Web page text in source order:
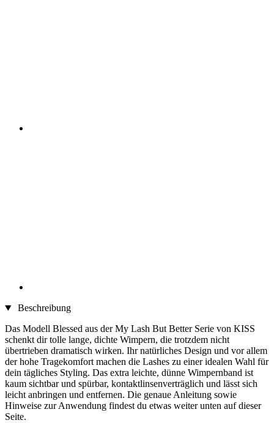
Beschreibung
Das Modell Blessed aus der My Lash But Better Serie von KISS
schenkt dir tolle lange, dichte Wimpern, die trotzdem nicht
übertrieben dramatisch wirken. Ihr natürliches Design und vor allem
der hohe Tragekomfort machen die Lashes zu einer idealen Wahl für
dein tägliches Styling. Das extra leichte, dünne Wimpernband ist
kaum sichtbar und spürbar, kontaktlinsenverträglich und lässt sich
leicht anbringen und entfernen. Die genaue Anleitung sowie
Hinweise zur Anwendung findest du etwas weiter unten auf dieser
Seite.